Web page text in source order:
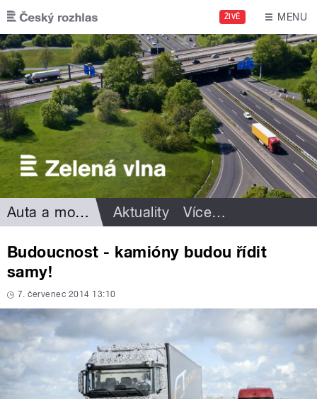
Přejít k hlavnímu obsahu
ŽIVĚ MENU
Auta a motorismus Aktuality Více…
Budoucnost - kamióny budou řídit
samy!
7. červenec 2014 13:10